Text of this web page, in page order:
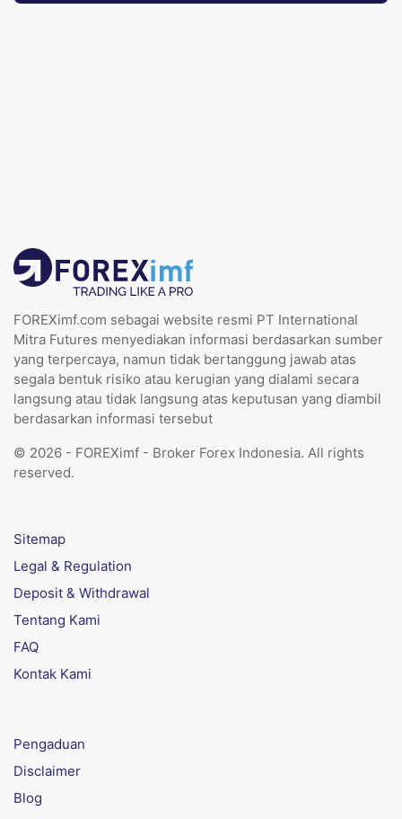
FOREXimf.com sebagai website resmi PT International
Mitra Futures menyediakan informasi berdasarkan sumber
yang terpercaya, namun tidak bertanggung jawab atas
segala bentuk risiko atau kerugian yang dialami secara
langsung atau tidak langsung atas keputusan yang diambil
berdasarkan informasi tersebut
© 2026 - FOREXimf - Broker Forex Indonesia. All rights
reserved.
Sitemap
Legal & Regulation
Deposit & Withdrawal
Tentang Kami
FAQ
Kontak Kami
Pengaduan
Disclaimer
Blog